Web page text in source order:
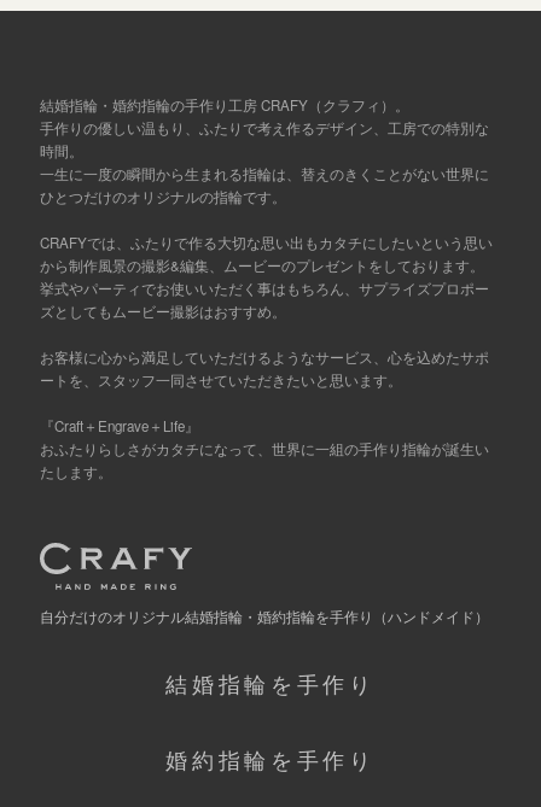
結婚指輪・婚約指輪の手作り工房 CRAFY（クラフィ）。
手作りの優しい温もり、ふたりで考え作るデザイン、工房での特別な
時間。
一生に一度の瞬間から生まれる指輪は、替えのきくことがない世界に
ひとつだけのオリジナルの指輪です。
CRAFYでは、ふたりで作る大切な思い出もカタチにしたいという思い
から制作風景の撮影&編集、ムービーのプレゼントをしております。
挙式やパーティでお使いいただく事はもちろん、サプライズプロポー
ズとしてもムービー撮影はおすすめ。
お客様に心から満足していただけるようなサービス、心を込めたサポ
ートを、スタッフ一同させていただきたいと思います。
『Craft＋Engrave＋Life』
おふたりらしさがカタチになって、世界に一組の手作り指輪が誕生い
たします。
自分だけのオリジナル結婚指輪・婚約指輪を手作り （ハンドメイド）
結婚指輪を手作り
婚約指輪を手作り